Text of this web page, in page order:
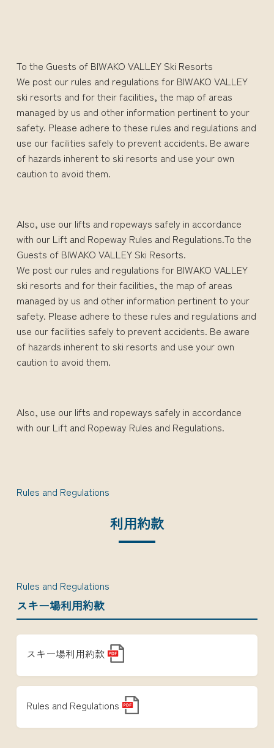
To the Guests of BIWAKO VALLEY Ski Resorts
We post our rules and regulations for BIWAKO VALLEY
ski resorts and for their facilities, the map of areas
managed by us and other information pertinent to your
safety. Please adhere to these rules and regulations and
use our facilities safely to prevent accidents. Be aware
of hazards inherent to ski resorts and use your own
caution to avoid them.
Also, use our lifts and ropeways safely in accordance
with our Lift and Ropeway Rules and Regulations.To the
Guests of BIWAKO VALLEY Ski Resorts.
We post our rules and regulations for BIWAKO VALLEY
ski resorts and for their facilities, the map of areas
managed by us and other information pertinent to your
safety. Please adhere to these rules and regulations and
use our facilities safely to prevent accidents. Be aware
of hazards inherent to ski resorts and use your own
caution to avoid them.
Also, use our lifts and ropeways safely in accordance
with our Lift and Ropeway Rules and Regulations.
Rules and Regulations
利用約款
Rules and Regulations
スキー場利用約款
スキー場利用約款
Rules and Regulations